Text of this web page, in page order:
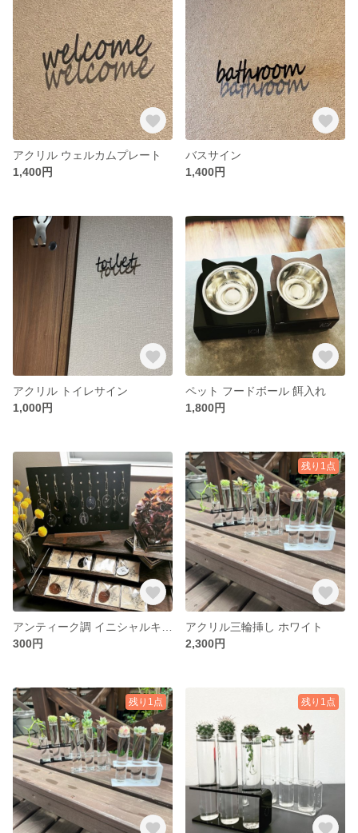
アクリル ウェルカムプレート
1,400円
バスサイン
1,400円
アクリル トイレサイン
1,000円
ペット フードボール 餌入れ
1,800円
300円
残り1点
アクリル三輪挿し ホワイト
2,300円
残り1点 残り1点